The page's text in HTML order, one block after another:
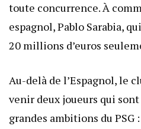
toute concurrence. À
espagnol, Pablo Sarabia,
20 millions d’euros
Au-delà de l’Espagnol, le
venir deux joueurs qui
grandes ambitions du